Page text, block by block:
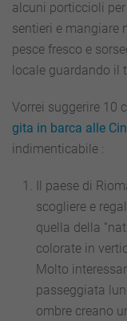
alcuni porticcioli
sentieri e mangiare
pesce fresco e
locale guardando il
Vorrei suggerire 10
gita in barca alle
indimenticabile :
Il paese di
scogliere e
quella della
colorate in
Molto
passeggiata
ombre creano